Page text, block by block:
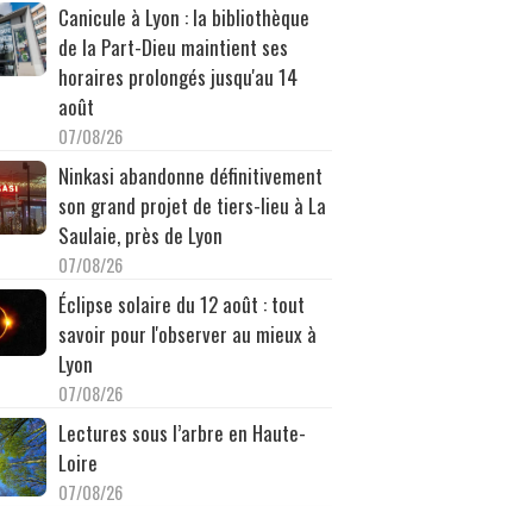
Canicule à Lyon : la bibliothèque
de la Part-Dieu maintient ses
horaires prolongés jusqu'au 14
août
07/08/26
Ninkasi abandonne définitivement
son grand projet de tiers-lieu à La
Saulaie, près de Lyon
07/08/26
Éclipse solaire du 12 août : tout
savoir pour l'observer au mieux à
Lyon
07/08/26
Lectures sous l’arbre en Haute-
Loire
07/08/26